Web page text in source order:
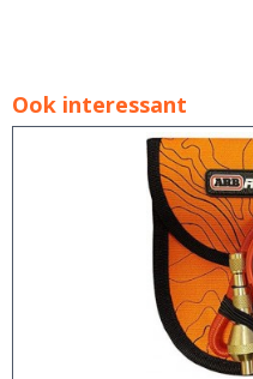
Ook interessant